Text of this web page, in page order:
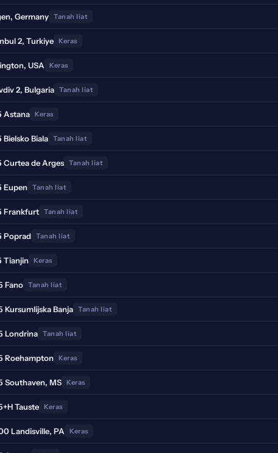
Germany Tanah liat
2, Turkiye Keras
USA Keras
2, Bulgaria Tanah liat
Astana Keras
Bielsko Biala Tanah liat
Curtea de Arges Tanah liat
Eupen Tanah liat
Frankfurt Tanah liat
Poprad Tanah liat
Tianjin Keras
Fano Tanah liat
Kursumlijska Banja Tanah liat
Londrina Tanah liat
Roehampton Keras
Southaven, MS Keras
Tauste Keras
Landisville, PA Keras